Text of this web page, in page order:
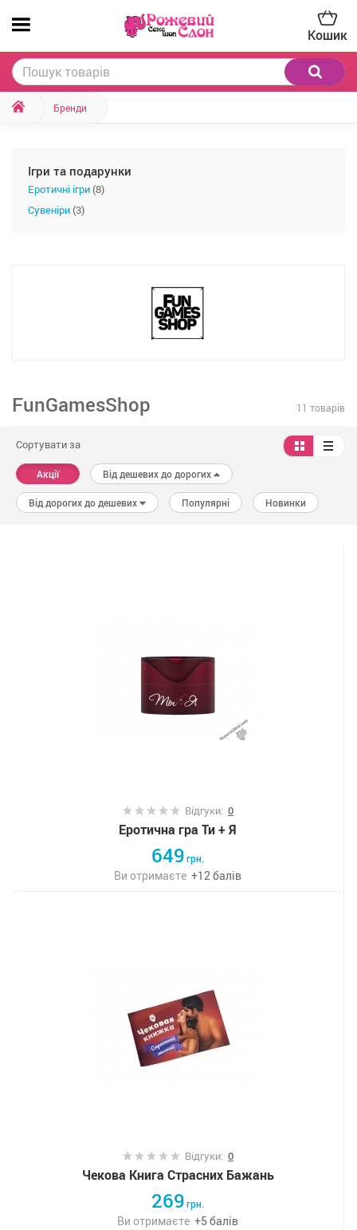
Кошик
Бренди
Ігри та подарунки
Еротичні ігри (8)
Сувеніри (3)
FunGamesShop 11 товарів
Сортувати за
Акції Від дешевих до дорогих
Від дорогих до дешевих Популярні Новинки
Відгуки: 0
Еротична гра Ти + Я
649грн.
Ви отримаєте +12балів
Відгуки: 0
Чекова Книга Страсних Бажань
269грн.
Ви отримаєте +5 балів